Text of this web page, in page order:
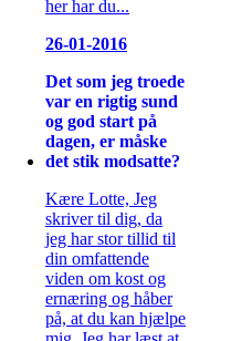
her har du...
26-01-2016
Det som jeg troede
var en rigtig sund
og god start på
dagen, er måske
det stik modsatte?
Kære Lotte, Jeg
skriver til dig, da
jeg har stor tillid til
din omfattende
viden om kost og
ernæring og håber
på, at du kan hjælpe